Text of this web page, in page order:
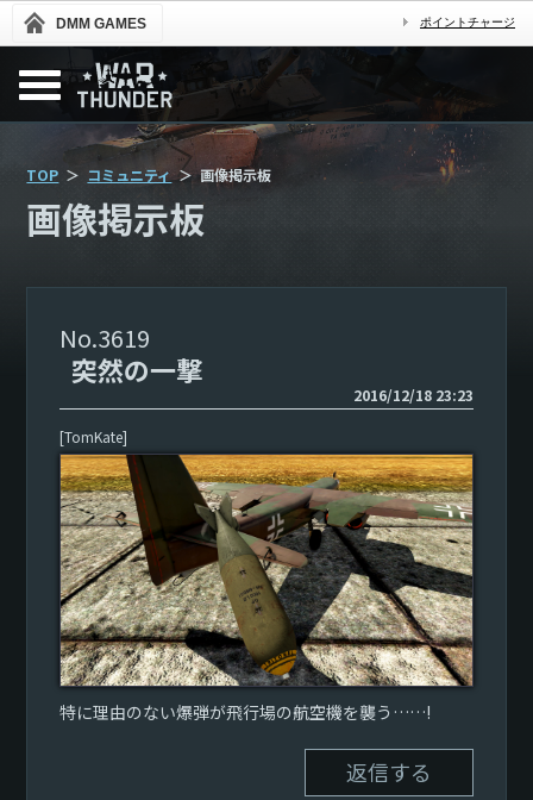
DMM GAMES ポイントチャージ
TOP コミュニティ 画像掲示板
画像掲示板
3619
突然の一撃
2016/12/18 23:23
[TomKate]
特に理由のない爆弾が飛行場の航空機を襲う……!
返信する